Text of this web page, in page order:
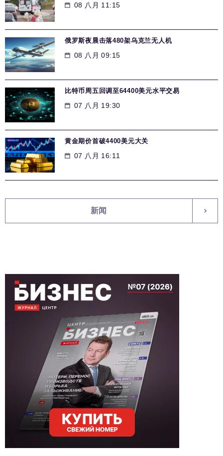
08 八月 11:15
俄罗斯夜晨击落480架乌克兰无人机
08 八月 09:15
比特币周五回调至64400美元水平交易
07 八月 19:30
黄金期价首破4400美元大关
07 八月 16:11
新闻